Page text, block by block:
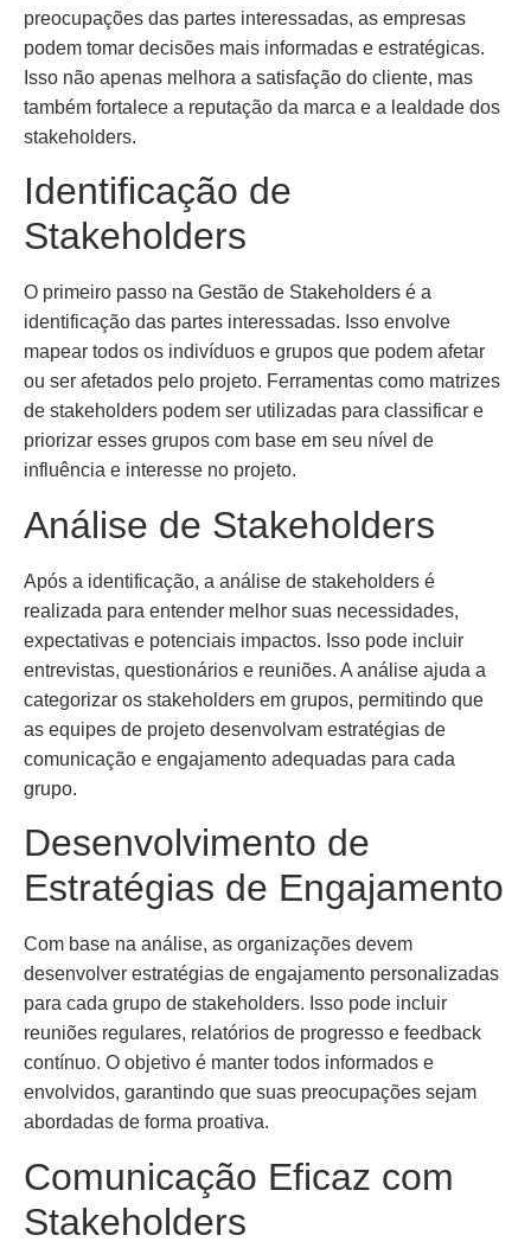
preocupações das partes interessadas, as empresas
podem tomar decisões mais informadas e estratégicas.
Isso não apenas melhora a satisfação do cliente, mas
também fortalece a reputação da marca e a lealdade dos
stakeholders.
Identificação de
Stakeholders
O primeiro passo na Gestão de Stakeholders é a
identificação das partes interessadas. Isso envolve
mapear todos os indivíduos e grupos que podem afetar
ou ser afetados pelo projeto. Ferramentas como matrizes
de stakeholders podem ser utilizadas para classificar e
priorizar esses grupos com base em seu nível de
influência e interesse no projeto.
Análise de Stakeholders
Após a identificação, a análise de stakeholders é
realizada para entender melhor suas necessidades,
expectativas e potenciais impactos. Isso pode incluir
entrevistas, questionários e reuniões. A análise ajuda a
categorizar os stakeholders em grupos, permitindo que
as equipes de projeto desenvolvam estratégias de
comunicação e engajamento adequadas para cada
grupo.
Desenvolvimento de
Estratégias de Engajamento
Com base na análise, as organizações devem
desenvolver estratégias de engajamento personalizadas
para cada grupo de stakeholders. Isso pode incluir
reuniões regulares, relatórios de progresso e feedback
contínuo. O objetivo é manter todos informados e
envolvidos, garantindo que suas preocupações sejam
abordadas de forma proativa.
Comunicação Eficaz com
Stakeholders